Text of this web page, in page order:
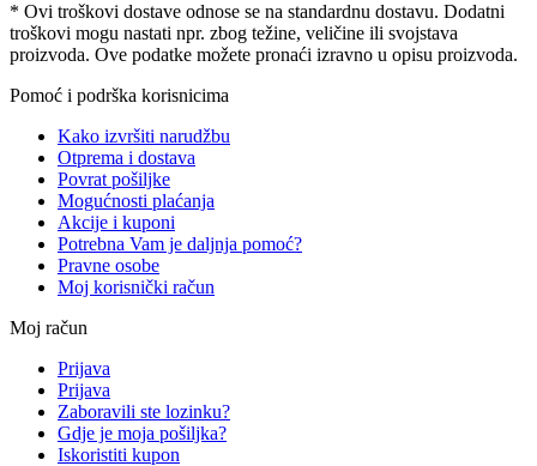
* Ovi troškovi dostave odnose se na standardnu ​​dostavu. Dodatni
troškovi mogu nastati npr. zbog težine, veličine ili svojstava
proizvoda. Ove podatke možete pronaći izravno u opisu proizvoda.
Pomoć i podrška korisnicima
Kako izvršiti narudžbu
Otprema i dostava
Povrat pošiljke
Mogućnosti plaćanja
Akcije i kuponi
Potrebna Vam je daljnja pomoć?
Pravne osobe
Moj korisnički račun
Moj račun
Prijava
Prijava
Zaboravili ste lozinku?
Gdje je moja pošiljka?
Iskoristiti kupon